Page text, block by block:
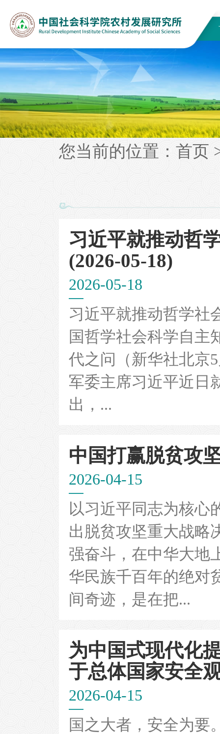
您当前的位置： 首页
习近平就推动哲
(2026-05-18)
2026-05-18
习近平就推动哲学社
国哲学社会科学自主
代之问（新华社北京
军委主席习近平近日
出，...
中国打赢脱贫攻
2026-04-15
以习近平同志为核心
出脱贫攻坚重大战略
强奋斗，在中华大地
华民族千百年的绝对
间奇迹，是在把...
为中国式现代化
于总体国家安全
2026-04-15
国之大者，安全为要